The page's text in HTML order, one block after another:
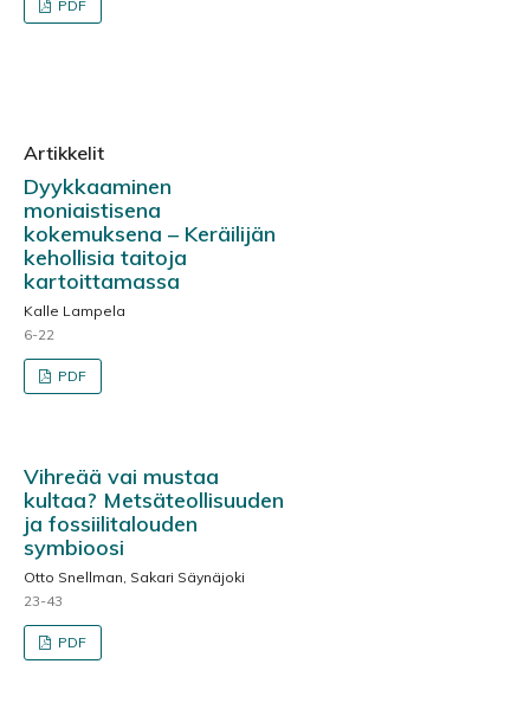
PDF
Artikkelit
Dyykkaaminen
moniaistisena
kokemuksena – Keräilijän
kehollisia taitoja
kartoittamassa
Kalle Lampela
6-22
PDF
Vihreää vai mustaa
kultaa? Metsäteollisuuden
ja fossiilitalouden
symbioosi
Otto Snellman, Sakari Säynäjoki
23-43
PDF